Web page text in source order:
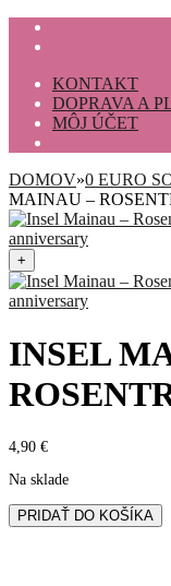
KONTAKT
DOPRAVA A
MÔJ ÚČET
DOMOV»0 EURO
MAINAU –
+
INSEL
4,90 €
Na sklade
množstvo
Insel
PRIDAŤ DO KOŠÍKA